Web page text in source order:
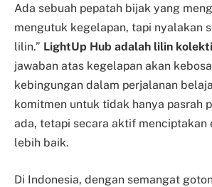
Ada sebuah pepatah bijak yang
mengutuk kegelapan, tapi nyalakan
lilin.” LightUp Hub adalah lilin
jawaban atas kegelapan akan
kebingungan dalam perjalanan
komitmen untuk tidak hanya pasrah
ada, tetapi secara aktif menciptakan
lebih baik.
Di Indonesia, dengan semangat